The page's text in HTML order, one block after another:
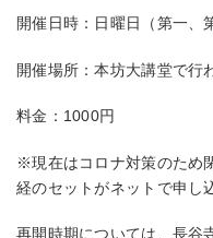
開催日時：日曜日（第一、
開催場所：本坊大講堂で行
料金：1000円
※現在はコロナ対策のため
経のセットがネットで申し
再開時期については、長谷